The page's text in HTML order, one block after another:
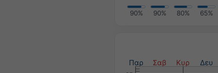
90% 90% 80% 65%
Παρ Σαβ Κυρ Δευ